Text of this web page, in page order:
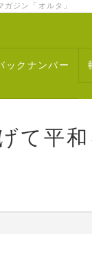
ン「オルタ」
ックナンバー
て平